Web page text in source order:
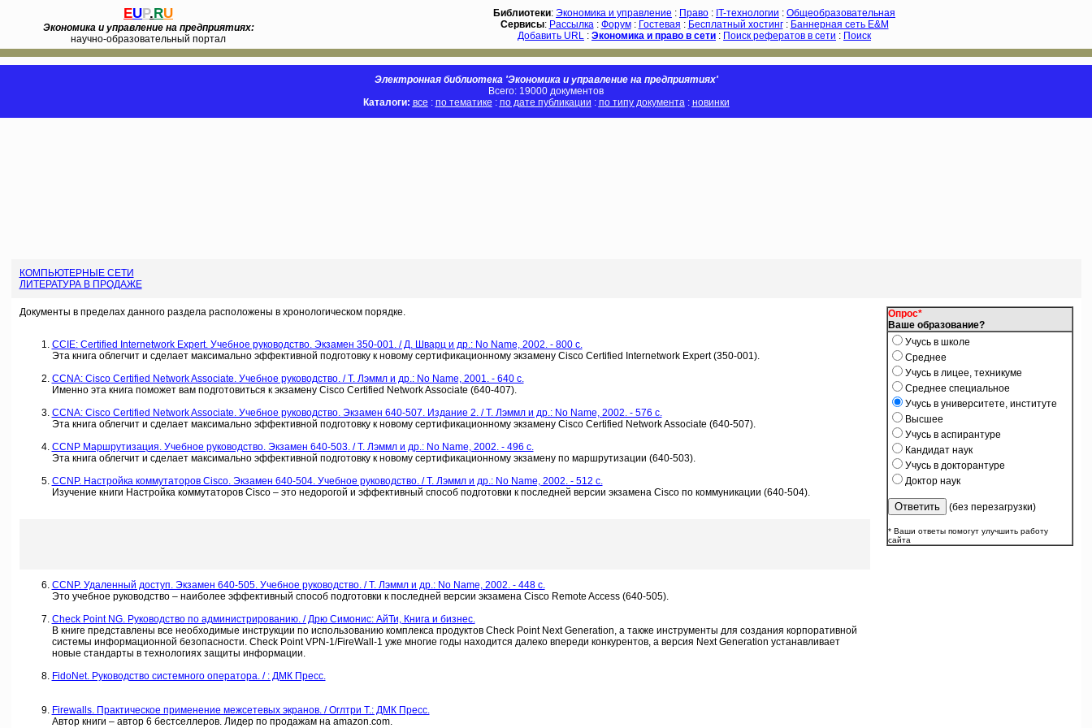
EUP.RU
Экономика и управление на предприятиях:
научно-образовательный портал
Библиотеки: Экономика и управление : Право : IT-технологии : Общеобразовательная
Сервисы: Рассылка: Форум: Гостевая : Бесплатный хостинг: Баннерная сеть E&M
Добавить URL : Экономика и право в сети : Поиск рефератов в сети : Поиск
Электронная библиотека 'Экономика и управление на предприятиях'
Всего: 19000 документов
Каталоги: все : по тематике : по дате публикации : по типу документа: новинки
КОМПЬЮТЕРНЫЕ СЕТИ
ЛИТЕРАТУРА В ПРОДАЖЕ
Документы в пределах данного раздела расположены в хронологическом порядке.
CCIE: Certified Internetwork Expert. Учебное руководство. Экзамен 350-001. / Д. Шварц и др.: No Name, 2002. - 800 c.
Эта книга облегчит и сделает максимально эффективной подготовку к новому сертификационному экзамену Cisco Certified Internetwork Expert (350-001).
CCNA: Cisco Certified Network Associate. Учебное руководство. / Т. Лэммл и др.: No Name, 2001. - 640 c.
Именно эта книга поможет вам подготовиться к экзамену Cisco Certified Network Associate (640-407).
CCNA: Cisco Certified Network Associate. Учебное руководство. Экзамен 640-507. Издание 2. / Т. Лэммл и др.: No Name, 2002. - 576 c.
Эта книга облегчит и сделает максимально эффективной подготовку к новому сертификационному экзамену Cisco Certified Network Associate (640-507).
CCNP Маршрутизация. Учебное руководство. Экзамен 640-503. / Т. Лэммл и др.: No Name, 2002. - 496 c.
Эта книга облегчит и сделает максимально эффективной подготовку к новому сертификационному экзамену по маршрутизации (640-503).
CCNP. Настройка коммутаторов Cisco. Экзамен 640-504. Учебное руководство. / Т. Лэммл и др.: No Name, 2002. - 512 c.
Изучение книги Настройка коммутаторов Cisco – это недорогой и эффективный способ подготовки к последней версии экзамена Cisco по коммуникации (640-504).
CCNP. Удаленный доступ. Экзамен 640-505. Учебное руководство. / Т. Лэммл и др.: No Name, 2002. - 448 c.
Это учебное руководство – наиболее эффективный способ подготовки к последней версии экзамена Cisco Remote Access (640-505).
Check Point NG. Руководство по администрированию. / Дрю Симонис: АйТи, Книга и бизнес.
В книге представлены все необходимые инструкции по использованию комплекса продуктов Check Point Next Generation, а также инструменты для создания корпоративной
системы информационной безопасности. Check Point VPN-1/FireWall-1 уже многие годы находится далеко впереди конкурентов, а версия Next Generation устанавливает
новые стандарты в технологиях защиты информации.
FidoNet. Руководство системного оператора. / : ДМК Пресс.
Firewalls. Практическое применение межсетевых экранов. / Оглтри Т.: ДМК Пресс.
Автор книги – автор 6 бестселлеров. Лидер по продажам на amazon.com.
Опрос*
Ваше образование?
Учусь в школе
Среднее
Учусь в лицее, техникуме
Среднее специальное
Учусь в университете, институте
Высшее
Учусь в аспирантуре
Кандидат наук
Учусь в докторантуре
Доктор наук
(без перезагрузки)
* Ваши ответы помогут улучшить работу
сайта